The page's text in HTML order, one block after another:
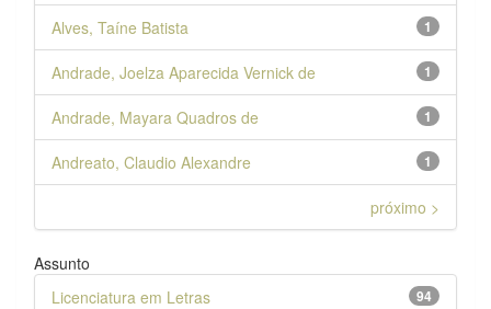
1
Alves, Taíne Batista
1
Andrade, Joelza Aparecida Vernick de
1
Andrade, Mayara Quadros de
1
Andreato, Claudio Alexandre
próximo >
Assunto
94
Licenciatura em Letras